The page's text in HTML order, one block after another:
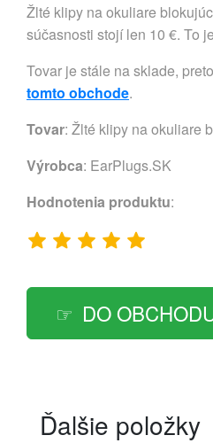
Žlté klipy na okuliare
súčasnosti stojí len 10 €. To
Tovar je stále na sklade,
tomto obchode.
Tovar: Žlté klipy na okuliare
Výrobca: EarPlugs.SK
Hodnotenia produktu:
DO
Ďalšie položky